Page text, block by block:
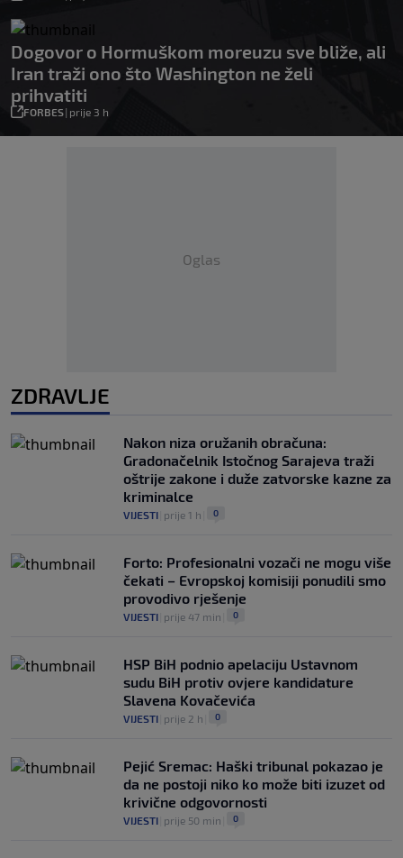
Dogovor o Hormuškom moreuzu sve bliže, ali
Iran traži ono što Washington ne želi
prihvatiti
FORBES| prije 3 h
Oglas
ZDRAVLJE
Nakon niza oružanih obračuna:
Gradonačelnik Istočnog Sarajeva traži
oštrije zakone i duže zatvorske kazne za
kriminalce
VIJESTI prije 1 h 0
Forto: Profesionalni vozači ne mogu više
čekati – Evropskoj komisiji ponudili smo
provodivo rješenje
VIJESTI prije 47 min 0
HSP BiH podnio apelaciju Ustavnom
sudu BiH protiv ovjere kandidature
Slavena Kovačevića
VIJESTI prije 2 h 0
Pejić Sremac: Haški tribunal pokazao je
da ne postoji niko ko može biti izuzet od
krivične odgovornosti
VIJESTI prije 50 min 0